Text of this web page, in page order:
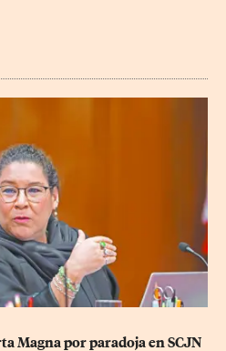
Magna por paradoja en SCJN